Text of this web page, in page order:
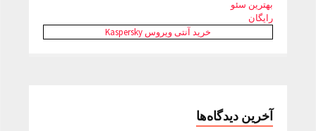
بهترین سئو
رایگان
خرید آنتی ویروس Kaspersky
آخرین دیدگاه‌ها